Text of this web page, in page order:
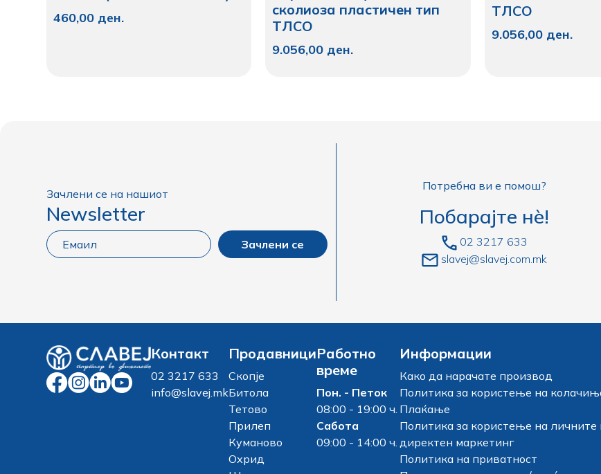
460,00 ден.
сколиоза пластичен тип
ТЛСО
9.056,00 ден.
ТЛСО
9.056,00 ден.
Зачлени се на нашиот
Newsletter
Зачлени се
Потребна ви е помош?
Побарајте нè!
02 3217 633
slavej@slavej.com.mk
Контакт
02 3217 633
info@slavej.mk
Продавници
Скопје
Битола
Тетово
Прилеп
Куманово
Охрид
Работно
време
Пон. - Петок
08:00 - 19:00 ч.
Сабота
09:00 - 14:00 ч.
Информации
Како да нарачате производ
Политика за користење на
Плаќање
Политика за користење на
директен маркетинг
Политика на приватност